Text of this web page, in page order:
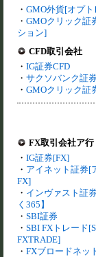
・ GMO外貨[オプ
・ GMOクリック証
ション]
CFD取引会社
・ IG証券CFD
・ サクソバンク証
・ GMOクリック証
FX取引会社ア行
・ IG証券[FX]
・ アイネット証券[
FX]
・ インヴァスト証
く365】
・ SBI証券
・ SBI FXトレード
FXTRADE]
・ FXブロードネッ